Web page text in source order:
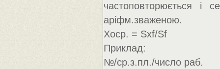
частоповторюється і
аріфм.зваженою.
Xоср. = Sxf/Sf
Приклад:
№/ср.з.пл./число раб.